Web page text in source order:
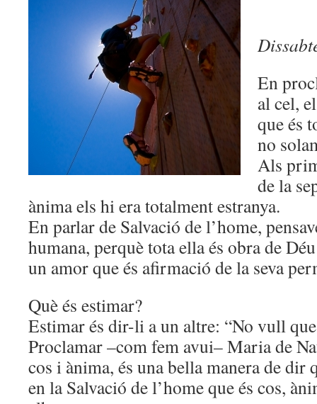
En
al cel,
que és
no
Als
de la
ànima els hi era totalment estranya.
En parlar de Salvació de l’home,
humana, perquè tota ella és obra de
un amor que és afirmació de la seva
Què és estimar?
Estimar és dir-li a un altre: “No vull
Proclamar –com fem avui– Maria de
cos i ànima, és una bella manera de dir
en la Salvació de l’home que és cos,